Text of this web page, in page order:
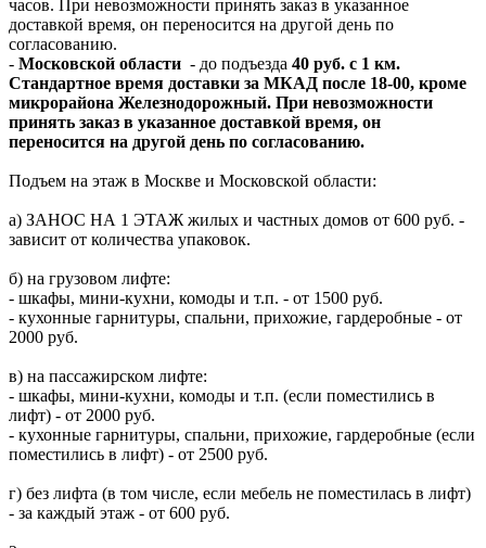
часов. При невозможности принять заказ в указанное
доставкой время, он переносится на другой день по
согласованию.
- Московской области - до подъезда 40 руб. с 1 км.
Стандартное время доставки за МКАД после 18-00, кроме
микрорайона Железнодорожный. При невозможности
принять заказ в указанное доставкой время, он
переносится на другой день по согласованию.
Подъем на этаж в Москве и Московской области:
а) ЗАНОС НА 1 ЭТАЖ жилых и частных домов от 600 руб. -
зависит от количества упаковок.
б) на грузовом лифте:
- шкафы, мини-кухни, комоды и т.п. - от 1500 руб.
- кухонные гарнитуры, спальни, прихожие, гардеробные - от
2000 руб.
в) на пассажирском лифте:
- шкафы, мини-кухни, комоды и т.п. (если поместились в
лифт) - от 2000 руб.
- кухонные гарнитуры, спальни, прихожие, гардеробные (если
поместились в лифт) - от 2500 руб.
г) без лифта (в том числе, если мебель не поместилась в лифт)
- за каждый этаж - от 600 руб.